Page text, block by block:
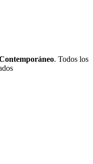
. Todos los